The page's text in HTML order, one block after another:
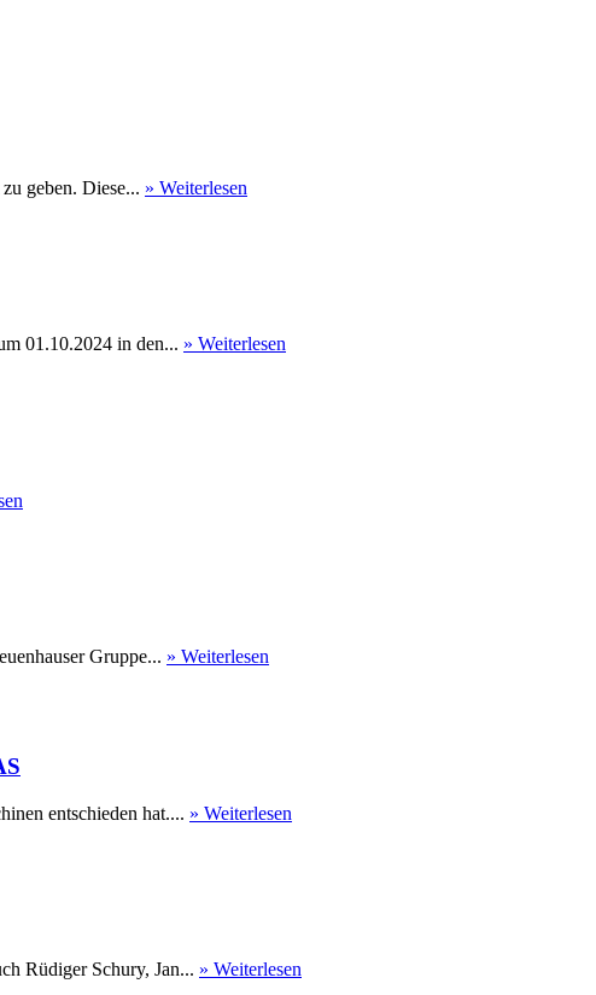
geben. Diese... » Weiterlesen
01.10.2024 in den... » Weiterlesen
Gruppe... » Weiterlesen
entschieden hat.... » Weiterlesen
Rüdiger Schury, Jan... » Weiterlesen